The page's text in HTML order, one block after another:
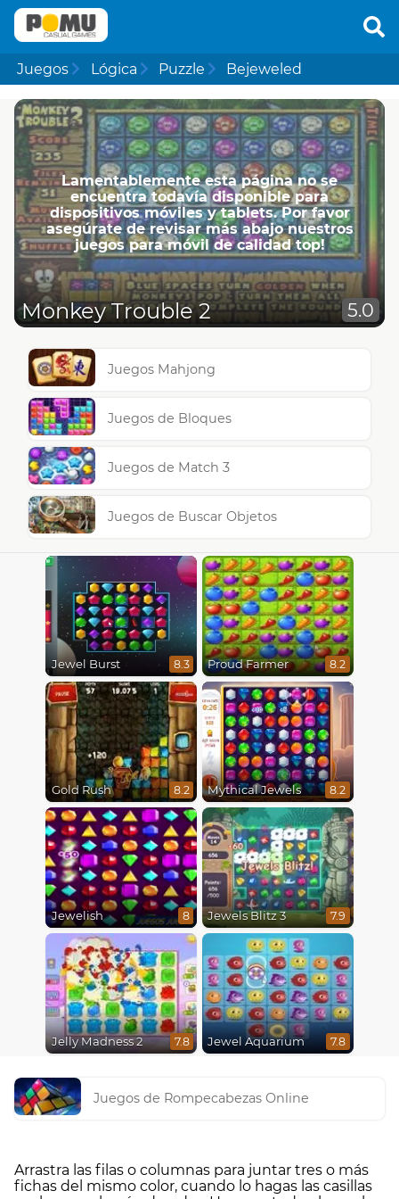
Juegos Lógica Puzzle Bejeweled
Lamentablemente esta página no se
encuentra todavía disponible para
dispositivos móviles y tablets. Por favor
asegúrate de revisar más abajo nuestros
juegos para móvil de calidad top!
Monkey Trouble 2 5.0
Juegos Mahjong
Juegos de Bloques
Juegos de Match 3
Juegos de Buscar Objetos
Jewel Burst 8.3 Proud Farmer 8.2
Gold Rush 8.2 Mythical Jewels 8.2
Jewelish 8 Jewels Blitz 3 7.9
Jelly Madness 2 7.8 Jewel Aquarium 7.8
Juegos de Rompecabezas Online
Arrastra las filas o columnas para juntar tres o más
fichas del mismo color, cuando lo hagas las casillas